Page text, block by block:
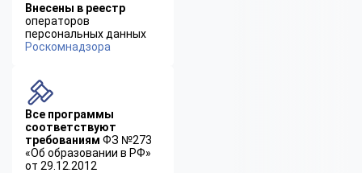
Внесены в реестр
операторов
персональных данных
Роскомнадзора
Все программы
соответствуют
требованиям ФЗ №273
«Об образовании в РФ»
от 29.12.2012